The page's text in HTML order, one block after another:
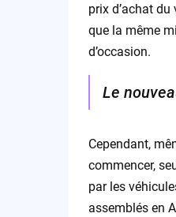
prix d’achat du
que la même
d’occasion.
Le
Cependant,
commencer,
par les
assemblés en